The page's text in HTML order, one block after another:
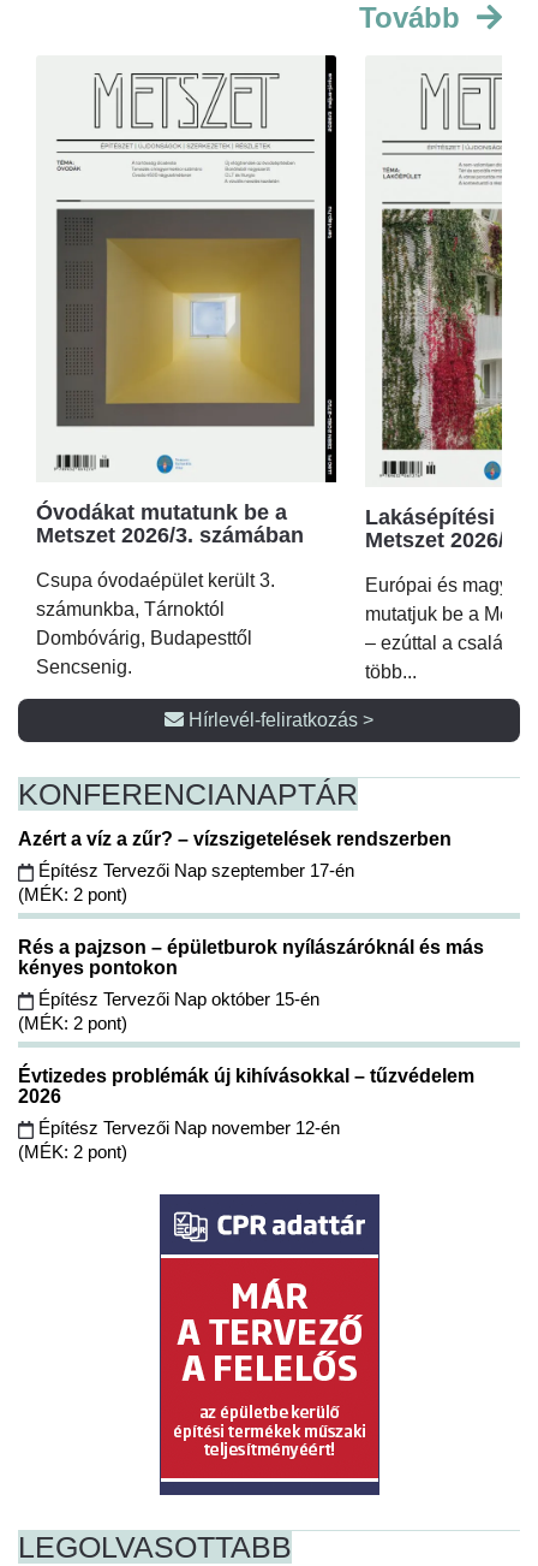
Tovább
Óvodákat mutatunk be a
Metszet 2026/3. számában
Csupa óvodaépület került 3.
számunkba, Tárnoktól
Dombóvárig, Budapesttől
Sencsenig.
Lakásépítési
Metszet 2026/2.
Európai és magyar
mutatjuk be a
– ezúttal a családi
több...
Hírlevél-feliratkozás >
KONFERENCIANAPTÁR
Azért a víz a zűr? – vízszigetelések rendszerben
Építész Tervezői Nap szeptember 17-én
(MÉK: 2 pont)
Rés a pajzson – épületburok nyílászáróknál és más
kényes pontokon
Építész Tervezői Nap október 15-én
(MÉK: 2 pont)
Évtizedes problémák új kihívásokkal – tűzvédelem
2026
Építész Tervezői Nap november 12-én
(MÉK: 2 pont)
LEGOLVASOTTABB